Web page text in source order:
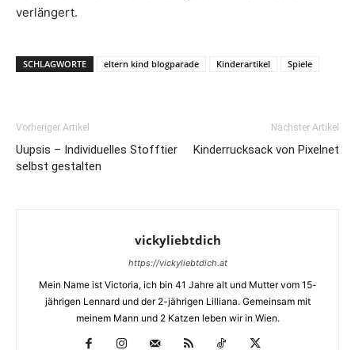
verlängert.
SCHLAGWORTE eltern kind blogparade Kinderartikel Spiele
Vorheriger Artikel
Uupsis – Individuelles Stofftier
selbst gestalten
Nächster Artikel
Kinderrucksack von Pixelnet
vickyliebtdich
https://vickyliebtdich.at
Mein Name ist Victoria, ich bin 41 Jahre alt und Mutter vom 15-
jährigen Lennard und der 2-jährigen Lilliana. Gemeinsam mit
meinem Mann und 2 Katzen leben wir in Wien.